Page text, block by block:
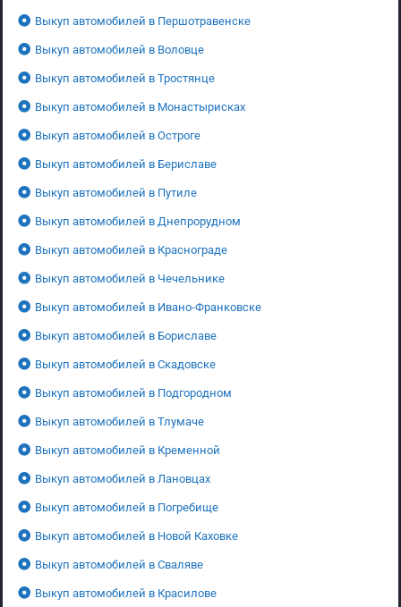
Выкуп автомобилей в Першотравенске
Выкуп автомобилей в Воловце
Выкуп автомобилей в Тростянце
Выкуп автомобилей в Монастырисках
Выкуп автомобилей в Остроге
Выкуп автомобилей в Бериславе
Выкуп автомобилей в Путиле
Выкуп автомобилей в Днепрорудном
Выкуп автомобилей в Краснограде
Выкуп автомобилей в Чечельнике
Выкуп автомобилей в Ивано-Франковске
Выкуп автомобилей в Бориславе
Выкуп автомобилей в Скадовске
Выкуп автомобилей в Подгородном
Выкуп автомобилей в Тлумаче
Выкуп автомобилей в Кременной
Выкуп автомобилей в Лановцах
Выкуп автомобилей в Погребище
Выкуп автомобилей в Новой Каховке
Выкуп автомобилей в Сваляве
Выкуп автомобилей в Красилове